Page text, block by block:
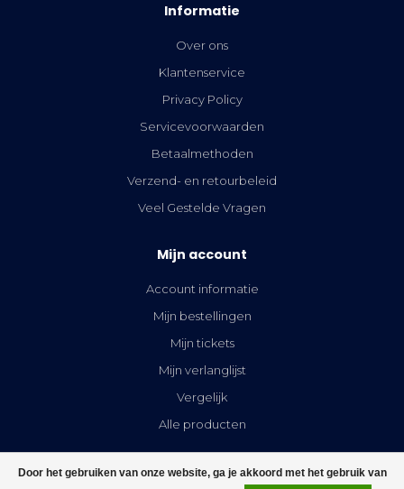
Door het gebruiken van onze website, ga je akkoord met het gebruik van
Informatie
Over ons
Klantenservice
Privacy Policy
Servicevoorwaarden
Betaalmethoden
Verzend- en retourbeleid
Veel Gestelde Vragen
Mijn account
Account informatie
Mijn bestellingen
Mijn tickets
Mijn verlanglijst
Vergelijk
Alle producten